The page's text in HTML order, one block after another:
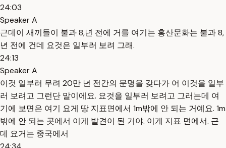
24:03
Speaker A
근데이 새끼들이 불과 8,년 전에 거를 여기는 홍산문화는 불과 8,
년 전에 건데 요것은 일부러 보려 그래.
24:13
Speaker A
이것 일부러 무려 20만 년 전간의 문명을 갖다가 어 이것을 일부
러 보려고 그런단 말이에요. 요것을 일부러 보려고 그러는데 여
기에 보면은 여기 요게 땅 지표면에서 1m밖에 안 되는 거예요. 1m
밖에 안 되는 곳에서 이게 발견이 된 거야. 이게 지표 면에서. 근
데 요거는 중국에서